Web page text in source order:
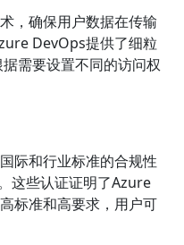
，确保用户数据在传输
DevOps提供了细粒
需要设置不同的访问权
际和行业标准的合规性
这些认证证明了Azure
标准和高要求，用户可